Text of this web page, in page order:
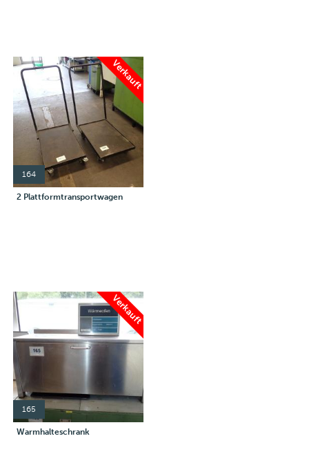
Verkauft
164
2 Plattformtransportwagen
Verkauft
165
Warmhalteschrank